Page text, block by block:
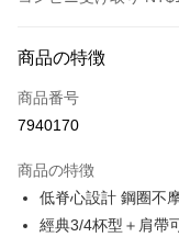
クレジットカード1回払
コンビニ店頭代金引換
配送方法
全家取貨付款
配送毎にNT$90、
商品の特徴
商品番号
7940170
商品の特徴
低脊心設計 鋼圈不
經典3/4杯型＋肩帶